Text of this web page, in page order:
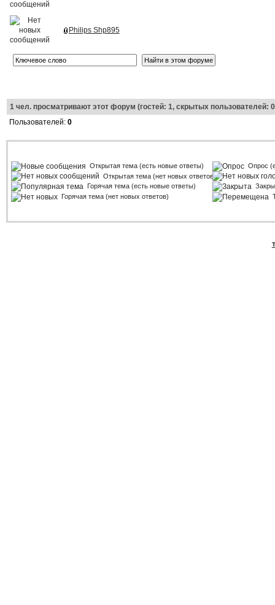
Philips Shp895
1чел. просматривают этот форум (гостей: 1, скрытых пользователей:
Пользователей: 0
Открытая тема (есть новые ответы)
Открытая тема (нет новых ответов)
Горячая тема (есть новые ответы)
Горячая тема (нет новых ответов)
Опрос